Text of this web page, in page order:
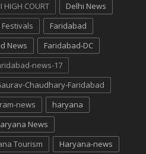
HIGH COURT
Delhi News
Faridabad
News
Faridabad-DC
news-17
Chaudhary-Faridabad
news
haryana
News
Tourism
Haryana-news